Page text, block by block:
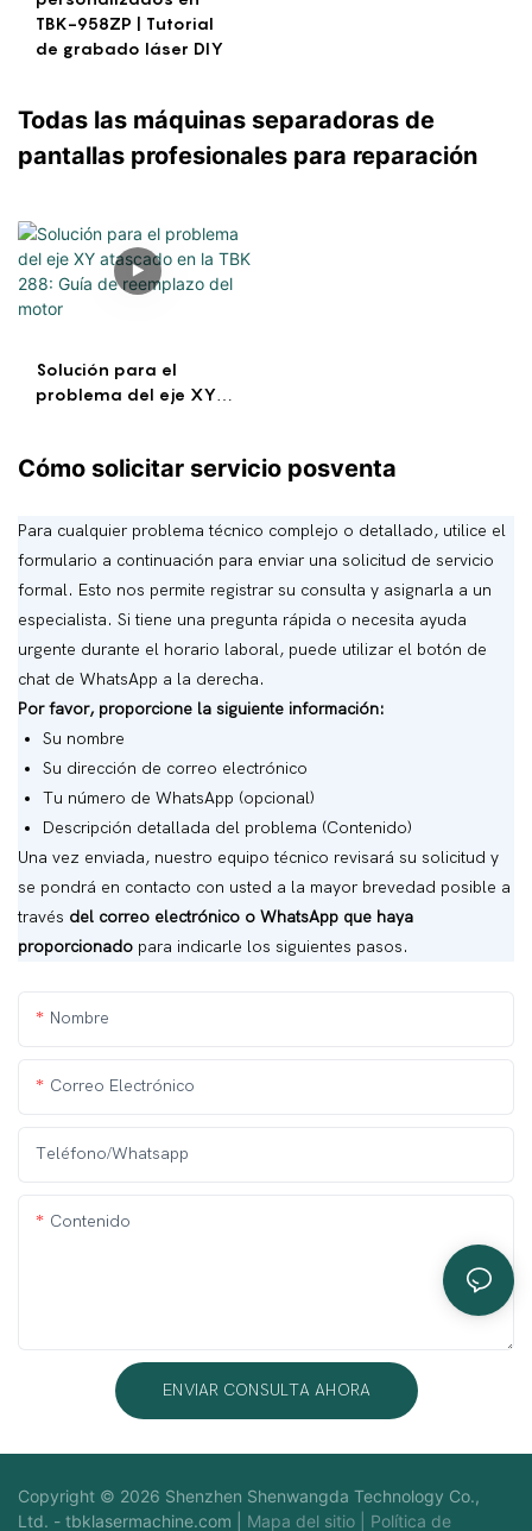
TBK-958ZP | Tutorial
de grabado láser DIY
Todas las máquinas separadoras de
pantallas profesionales para reparación
Solución para el
problema del eje XY
reemplazo del motor
Cómo solicitar servicio posventa
Para cualquier problema técnico complejo o detallado, utilice el
formulario a continuación para enviar una solicitud de servicio
formal. Esto nos permite registrar su consulta y asignarla a un
especialista. Si tiene una pregunta rápida o necesita ayuda
urgente durante el horario laboral, puede utilizar el botón de
chat de WhatsApp a la derecha.
Por favor, proporcione la siguiente información:
Su nombre
Su dirección de correo electrónico
Tu número de WhatsApp (opcional)
Descripción detallada del problema (Contenido)
Una vez enviada, nuestro equipo técnico revisará su solicitud y
se pondrá en contacto con usted a la mayor brevedad posible a
través del correo electrónico o WhatsApp que haya
proporcionado para indicarle los siguientes pasos.
Nombre
Correo Electrónico
Teléfono/whatsapp
Contenido
ENVIAR CONSULTA AHORA
Copyright © 2026 Shenzhen Shenwangda Technology Co.,
Ltd. - tbklasermachine.com Mapa del sitio Política de